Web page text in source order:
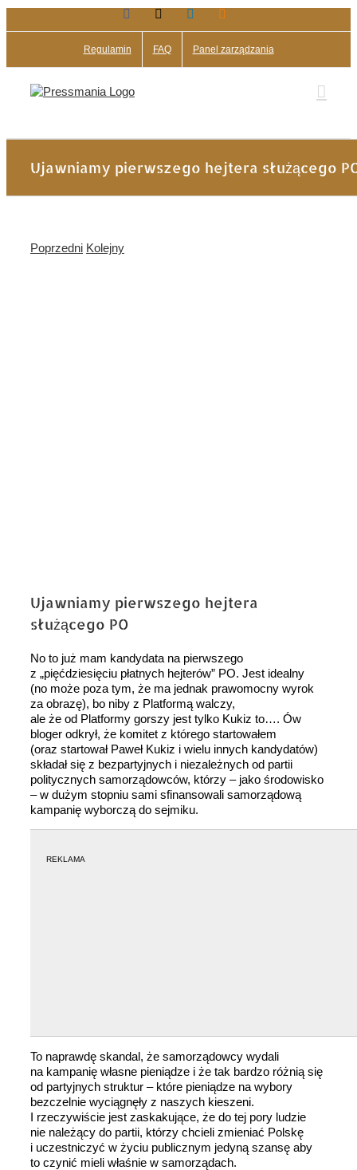
do
Facebook LinkedIn
Regulamin FAQ Panel zarządzania
Ujawniamy pierwszego hejtera służącego
Poprzedni Kolejny
Ujawniamy pierwszego hejtera
służącego PO
No to już mam kandydata na pierwszego
z „pięćdziesięciu płatnych hejterów” PO. Jest idealny
(no może poza tym, że ma jednak prawomocny wyrok
za obrazę), bo niby z Platformą walczy,
ale że od Platformy gorszy jest tylko Kukiz to…. Ów
bloger odkrył, że komitet z którego startowałem
(oraz startował Paweł Kukiz i wielu innych kandydatów)
składał się z bezpartyjnych i niezależnych od partii
politycznych samorządowców, którzy – jako środowisko
– w dużym stopniu sami sfinansowali samorządową
kampanię wyborczą do sejmiku.
REKLAMA
To naprawdę skandal, że samorządowcy wydali
na kampanię własne pieniądze i że tak bardzo różnią się
od partyjnych struktur – które pieniądze na wybory
bezczelnie wyciągnęły z naszych kieszeni.
I rzeczywiście jest zaskakujące, że do tej pory ludzie
nie należący do partii, którzy chcieli zmieniać Polskę
i uczestniczyć w życiu publicznym jedyną szansę aby
to czynić mieli właśnie w samorządach.